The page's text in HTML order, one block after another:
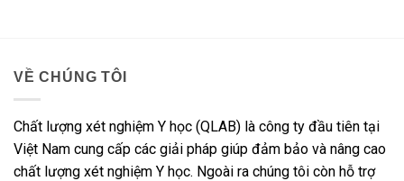
VỀ CHÚNG TÔI
Chất lượng xét nghiệm Y học (QLAB) là công ty đầu tiên tại
Việt Nam cung cấp các giải pháp giúp đảm bảo và nâng cao
chất lượng xét nghiệm Y học. Ngoài ra chúng tôi còn hỗ trợ